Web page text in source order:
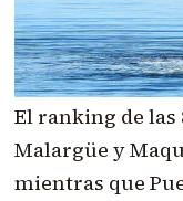
El ranking de las
Malargüe y
mientras que